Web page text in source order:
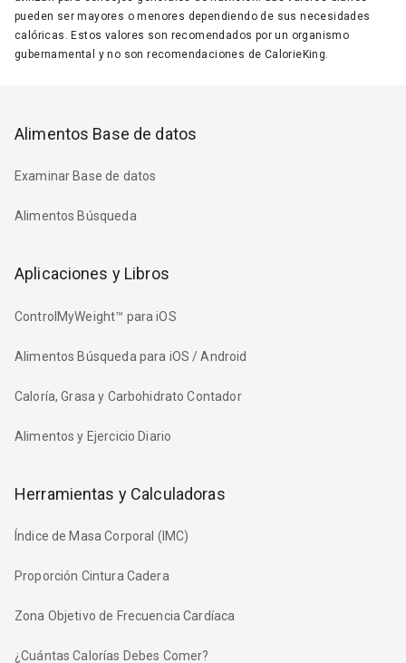
pueden ser mayores o menores dependiendo de sus necesidades
calóricas. Estos valores son recomendados por un organismo
gubernamental y no son recomendaciones de CalorieKing.
Alimentos Base de datos
Examinar Base de datos
Alimentos Búsqueda
Aplicaciones y Libros
ControlMyWeight™ para iOS
Alimentos Búsqueda para iOS / Android
Caloría, Grasa y Carbohidrato Contador
Alimentos y Ejercicio Diario
Herramientas y Calculadoras
Índice de Masa Corporal (IMC)
Proporción Cintura Cadera
Zona Objetivo de Frecuencia Cardíaca
¿Cuántas Calorías Debes Comer?